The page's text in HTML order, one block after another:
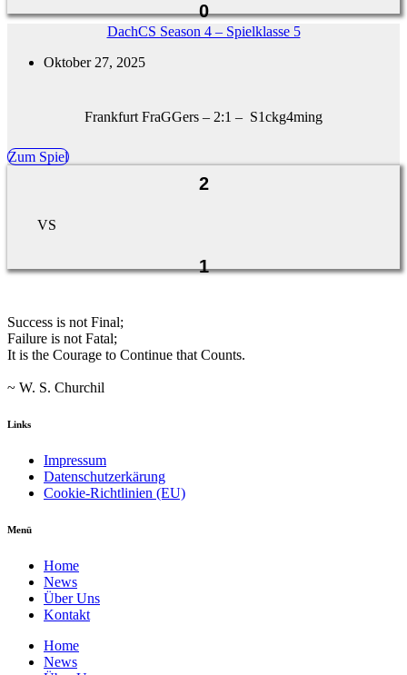
0
DachCS Season 4 – Spielklasse 5
Oktober 27, 2025
Frankfurt FraGGers – 2:1 – S1ckg4ming
Zum Spiel
2
VS
1
Success is not Final;
Failure is not Fatal;
It is the Courage to Continue that Counts.
~ W. S. Churchil
Links
Impressum
Datenschutzerkärung
Cookie-Richtlinien (EU)
Menü
Home
News
Über Uns
Kontakt
Home
News